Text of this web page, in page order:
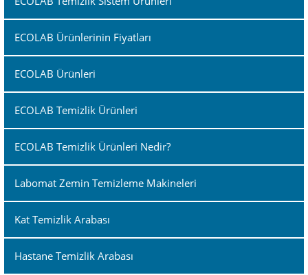
ECOLAB Ürünlerinin Fiyatları
ECOLAB Ürünleri
ECOLAB Temizlik Ürünleri
ECOLAB Temizlik Ürünleri Nedir?
Labomat Zemin Temizleme Makineleri
Kat Temizlik Arabası
Hastane Temizlik Arabası